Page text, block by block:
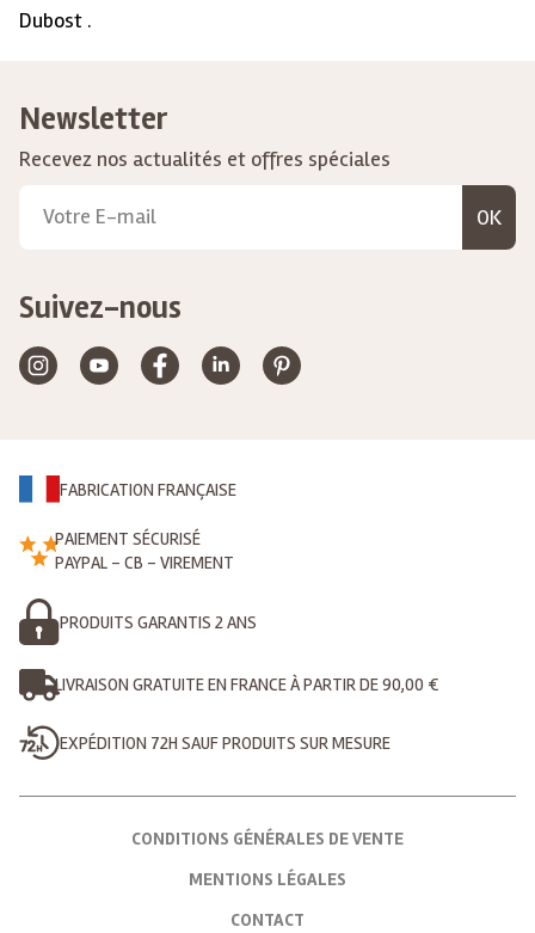
Dubost .
Newsletter
Recevez nos actualités et offres spéciales
OK
Suivez-nous
FABRICATION FRANÇAISE
PAIEMENT SÉCURISÉ
PAYPAL - CB - VIREMENT
PRODUITS GARANTIS 2 ANS
LIVRAISON GRATUITE EN FRANCE À PARTIR DE 90,00 €
EXPÉDITION 72H SAUF PRODUITS SUR MESURE
CONDITIONS GÉNÉRALES DE VENTE
MENTIONS LÉGALES
CONTACT